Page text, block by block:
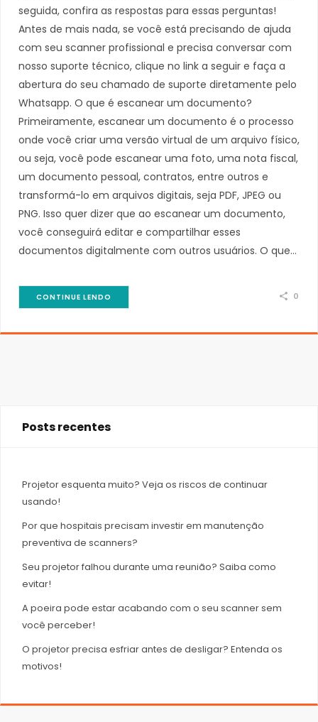
seguida, confira as respostas para essas perguntas!
Antes de mais nada, se você está precisando de ajuda
com seu scanner profissional e precisa conversar com
nosso suporte técnico, clique no link a seguir e faça a
abertura do seu chamado de suporte diretamente pelo
Whatsapp. O que é escanear um documento?
Primeiramente, escanear um documento é o processo
onde você criar uma versão virtual de um arquivo físico,
ou seja, você pode escanear uma foto, uma nota fiscal,
um documento pessoal, contratos, entre outros e
transformá-lo em arquivos digitais, seja PDF, JPEG ou
PNG. Isso quer dizer que ao escanear um documento,
você conseguirá editar e compartilhar esses
documentos digitalmente com outros usuários. O que…
CONTINUE LENDO 0
Posts recentes
Projetor esquenta muito? Veja os riscos de continuar
usando!
Por que hospitais precisam investir em manutenção
preventiva de scanners?
Seu projetor falhou durante uma reunião? Saiba como
evitar!
A poeira pode estar acabando com o seu scanner sem
você perceber!
O projetor precisa esfriar antes de desligar? Entenda os
motivos!